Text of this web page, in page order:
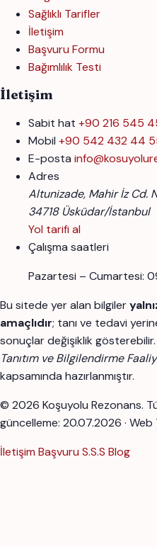
Sağlıklı Tarifler
İletişim
Başvuru Formu
Bağımlılık Testi
İletişim
Sabit hat +90 216 545
Mobil +90 542 432 44
E-posta
Adres
Altunizade, Mahir İz Cd.
34718 Üsküdar/İstanbul
Yol tarifi al
Çalışma saatleri
Pazartesi – Cumartesi:
Bu sitede yer alan bilgiler
amaçlıdır; tanı ve tedavi
sonuçlar değişiklik gösterebilir.
Tanıtım ve Bilgilendirme
kapsamında hazırlanmıştır.
© 2026 Koşuyolu Rezonans.
güncelleme: 20.07.2026 · Web
İletişim Başvuru S.S.S Blog